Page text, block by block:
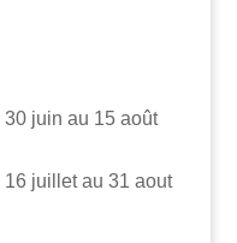
juin au 15 août
juillet au 31 aout